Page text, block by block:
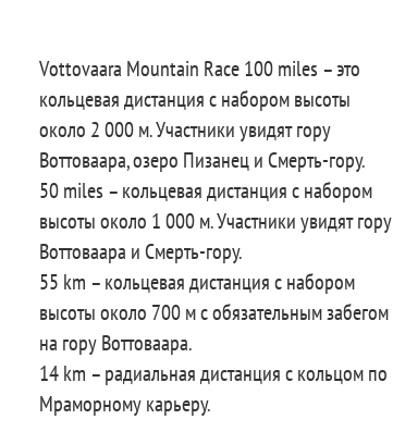
Vottovaara Mountain Race 100 miles – это
кольцевая дистанция с набором высоты
около 2 000 м. Участники увидят гору
Воттоваара, озеро Пизанец и Смерть-гору.
50 miles – кольцевая дистанция с набором
высоты около 1 000 м. Участники увидят гору
Воттоваара и Смерть-гору.
55 km – кольцевая дистанция с набором
высоты около 700 м с обязательным забегом
на гору Воттоваара.
14 km – радиальная дистанция с кольцом по
Мраморному карьеру.